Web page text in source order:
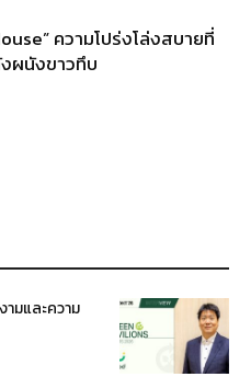
ความโปร่งโล่งสบายที่
ผนังขาวทึบ
มและความ